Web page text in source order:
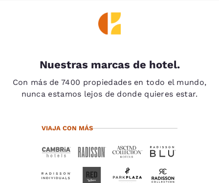
Nuestras marcas de hotel.
Con más de 7400 propiedades en todo el mundo,
nunca estamos lejos de donde quieres estar.
VIAJA CON MÁS